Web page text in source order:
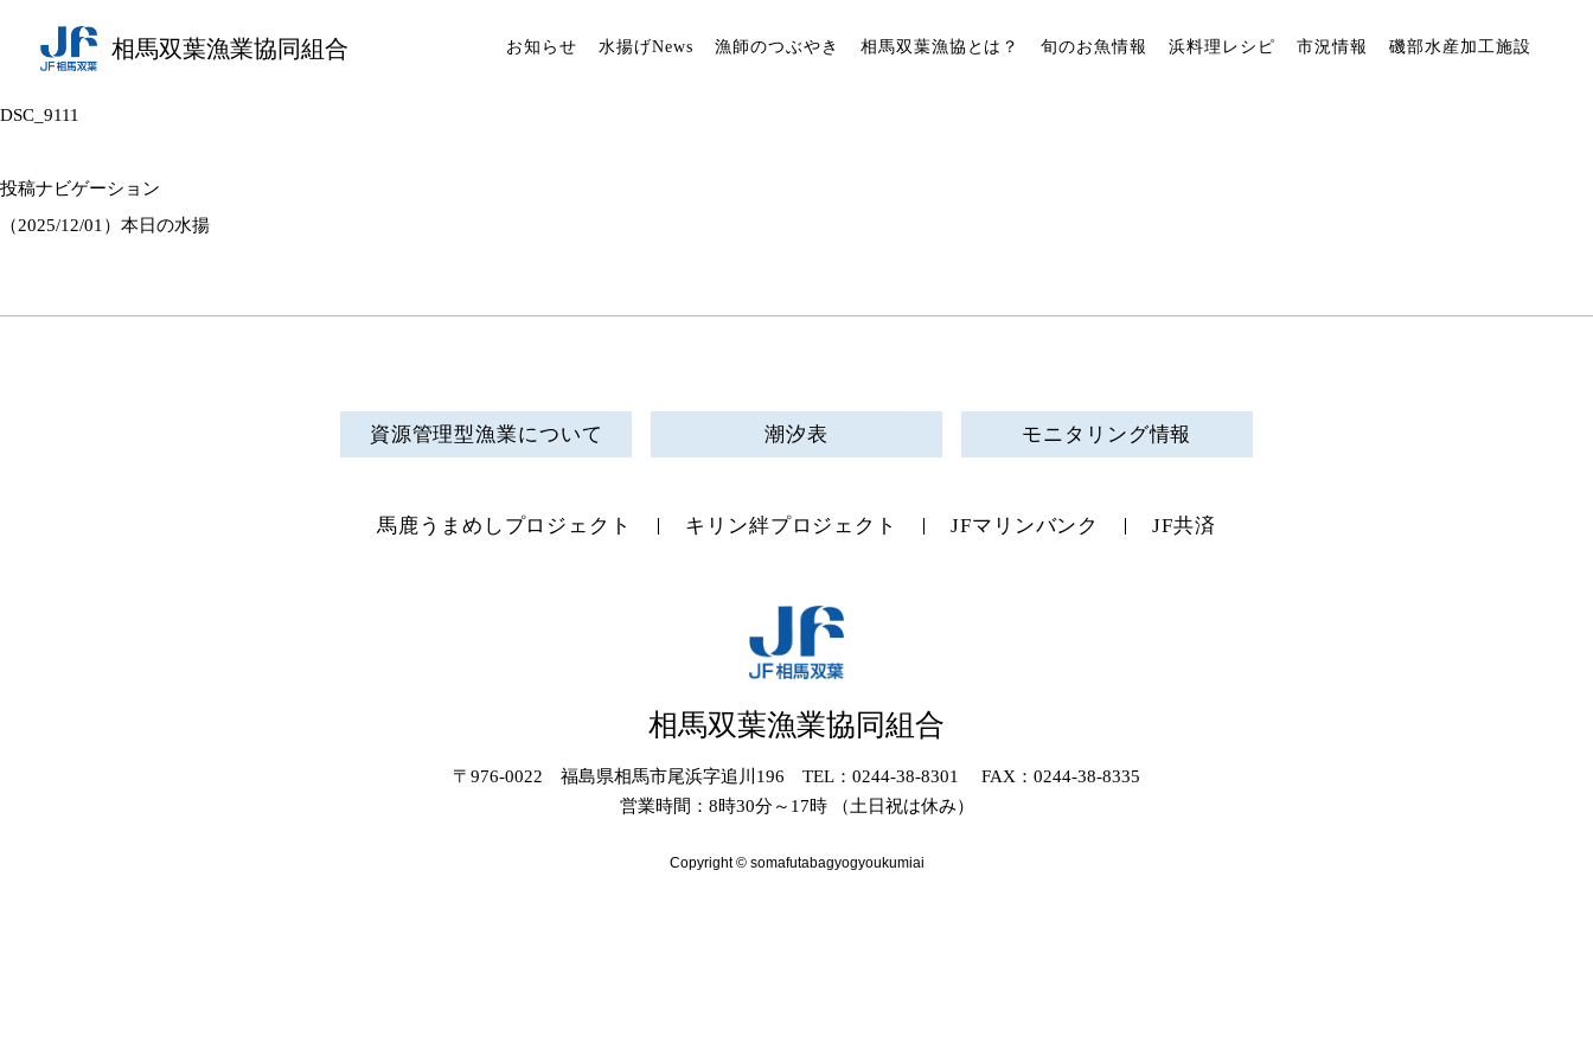
相馬双葉漁業協同組合 お知らせ 水揚げNews 漁師のつぶやき 相馬双葉漁協とは？ 旬のお魚情報 浜料理レシピ 市況情報 磯部水産加工施設
DSC_9111
投稿ナビゲーション
（2025/12/01）本日の水揚
資源管理型漁業について 潮汐表 モニタリング情報
馬鹿うまめしプロジェクト キリン絆プロジェクト JFマリンバンク JF共済
相馬双葉漁業協同組合
〒976-0022 福島県相馬市尾浜字追川196 TEL：0244-38-8301 FAX：0244-38-8335
営業時間：8時30分～17時 （土日祝は休み）
Copyright © somafutabagyogyoukumiai